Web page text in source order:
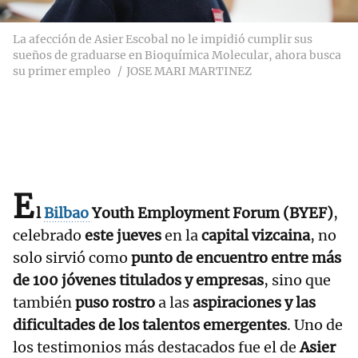
La afección de Asier Escobal no le impidió cumplir sus
sueños de graduarse en Bioquímica Molecular, ahora busca
su primer empleo
JOSE MARI MARTINEZ
ElBilbaoYouth Employment Forum (BYEF),
celebrado este juevesen lacapital vizcaina, no
solo sirvió como punto de encuentro entre más
de 100 jóvenes titulados y empresas, sino que
tambiénpuso rostroa lasaspiraciones y las
dificultades de los talentos emergentes. Uno de
los testimonios más destacados fue el deAsier